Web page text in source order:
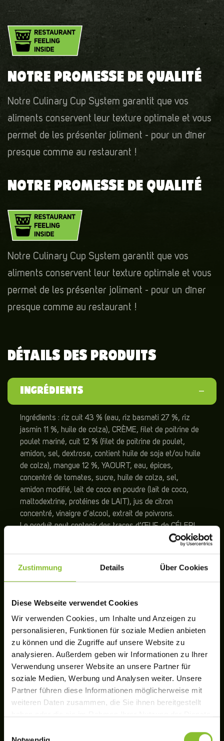
Zustimmung Details Über Cookies
Diese Webseite verwendet Cookies
Wir verwenden Cookies, um Inhalte und Anzeigen zu
personalisieren, Funktionen für soziale Medien anbieten
zu können und die Zugriffe auf unsere Website zu
analysieren. Außerdem geben wir Informationen zu Ihrer
Verwendung unserer Website an unsere Partner für
soziale Medien, Werbung und Analysen weiter. Unsere
Partner führen diese Informationen möglicherweise mit
weiteren Daten zusammen, die Sie ihnen bereitgestellt
NOTRE PROMESSE DE QUALITÉ
Notre Culinary Cup System garantit que vos
aliments conservent leur texture optimale et vous
permet de les présenter joliment - pour un dîner
presque comme au restaurant !
NOTRE PROMESSE DE QUALITÉ
Notre Culinary Cup System garantit que vos
aliments conservent leur texture optimale et vous
permet de les présenter joliment - pour un dîner
presque comme au restaurant !
DÉTAILS DES PRODUITS
INGRÉDIENTS
Ingrédients : riz cuit 43 % (eau, riz basmati 27 %, riz
jasmin 11 %, huile de colza), CRÈME, filet de poitrine de
poulet mariné, cuit 12 % (filet de poitrine de poulet,
amidon, sel, dextrose, contient huile de soja et/ou huile
de colza), mangue 12 %, YAOURT, eau, épices,
concentré de tomates, sucre, huile de colza, sel,
amidon modifié, lait de coco en poudre (lait de coco,
maltodextrine, protéines de LAIT), jus de citron
concentré, vinaigre d’alcool, extrait de poivrons.
Le produit peut contenir des traces d’ŒUF, de CÉLERI,
ALLERGENE
VALEURS NUTRITIONNELLES
CONSERVATION